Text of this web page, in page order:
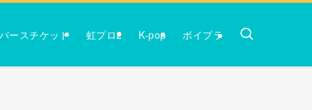
ースチケット 虹プロ2 K-pop ボイプラ